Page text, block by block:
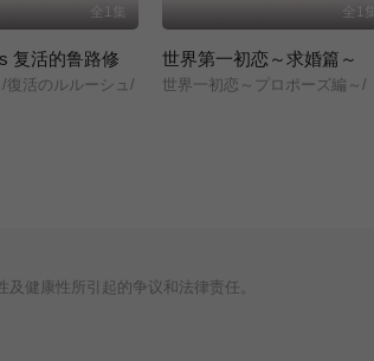
全1集
复活的鲁路修
復活のルルーシュ/
全1集
世界第一初恋～求婚篇～
世界一初恋～プロポーズ編～/
健康性所引起的争议和法律责任。